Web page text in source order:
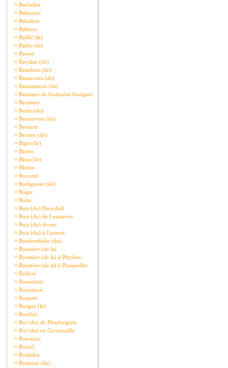
¤ Bachelier
¤ Bahuezre
¤ Bahulost
¤ Bahuno
¤ Baillif (le)
¤ Barbu (le)
¤ Barray
¤ Bavalan (de)
¤ Beaubois (de)
¤ Beaucours (de)
¤ Beaumanoir (de)
¤ Beaumer de Guéméné-Guégant
¤ Becmeur
¤ Beisit (du)
¤ Bennerven (de)
¤ Bernard
¤ Berrien (de)
¤ Bigot (le)
¤ Bizien
¤ Bloas (le)
¤ Blohio
¤ Bocozel
¤ Bodigneau (de)
¤ Bogar
¤ Bohic
¤ Bois (du) Dourduff
¤ Bois (du) de Lesnarvor
¤ Bois (du) divers
¤ Bois (du) à Carnoet
¤ Boisberthelot (du)
¤ Boissière (de la)
¤ Boissière (de la) à Pleyben
¤ Boissière (de la) à Plusquellec
¤ Bolloré
¤ Bonenfant
¤ Bonnescat
¤ Boquen
¤ Borgne (le)
¤ Boscher
¤ Bot (du) de Plouferiguin
¤ Bot (du) en Cornouaille
¤ Botcazou
¤ Botcol
¤ Botdelen
¤ Botmeur (de)